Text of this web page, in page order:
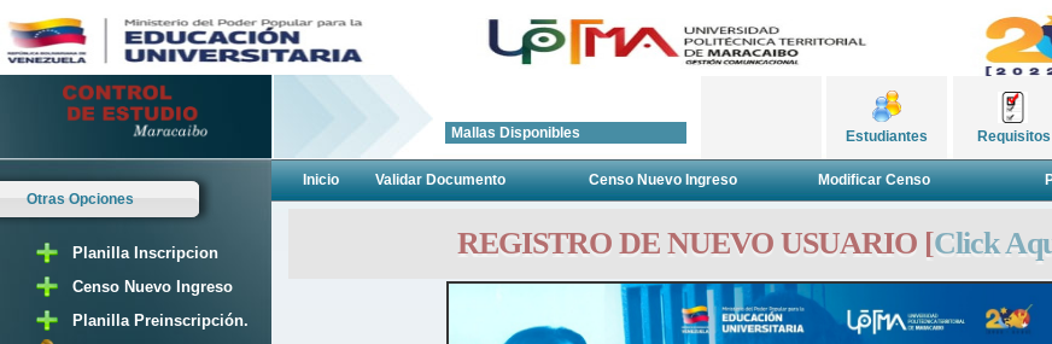
Inicio Validar Documento Censo Nuevo Ingreso Modificar Censo
Estudiantes Requisitos
Mallas Disponibles
Estudiante PNF
Otras Opciones
Planilla Inscripcion
Censo Nuevo Ingreso
Planilla Preinscripción.
REGISTRO DE NUEVO USUARIO [Click